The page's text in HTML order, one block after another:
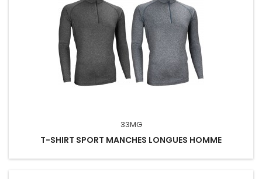
33MG
T-SHIRT SPORT MANCHES LONGUES HOMME